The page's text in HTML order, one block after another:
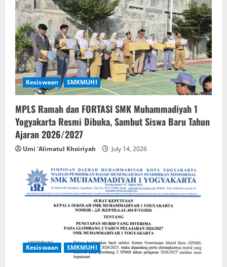
Kesiswaan SMKMUHI
MPLS Ramah dan FORTASI SMK Muhammadiyah 1
Yogyakarta Resmi Dibuka, Sambut Siswa Baru Tahun
Ajaran 2026/2027
Umi 'Alimatul Khoiriyah July 14, 2026
Kesiswaan SMKMUHI